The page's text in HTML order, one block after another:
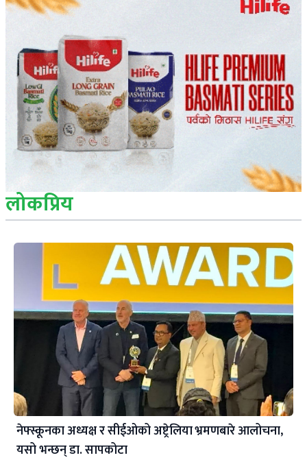
लोकप्रिय
नेफ्स्कूनका अध्यक्ष र सीईओको अष्ट्रेलिया भ्रमणबारे आलोचना,
यसो भन्छन् डा‍. सापकोटा